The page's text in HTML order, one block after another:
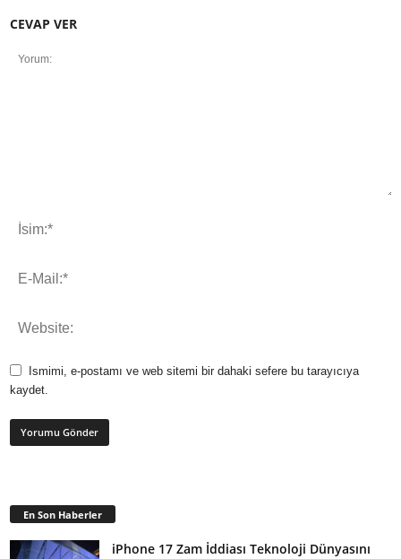
CEVAP VER
Ismimi, e-postamı ve web sitemi bir dahaki sefere bu tarayıcıya
kaydet.
En Son Haberler
iPhone 17 Zam İddiası Teknoloji Dünyasını